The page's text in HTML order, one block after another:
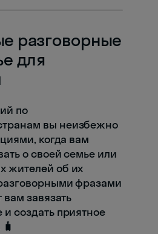
разговорные
для
по
вы неизбежно
когда вам
о своей семье или
жителей об их
фразами
завязать
создать приятное